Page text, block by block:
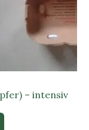
– intensiv